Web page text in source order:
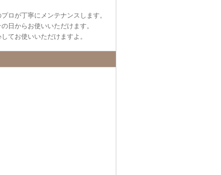
ロが丁寧にメンテナンスします。
日からお使いいただけます。
てお使いいただけますよ。